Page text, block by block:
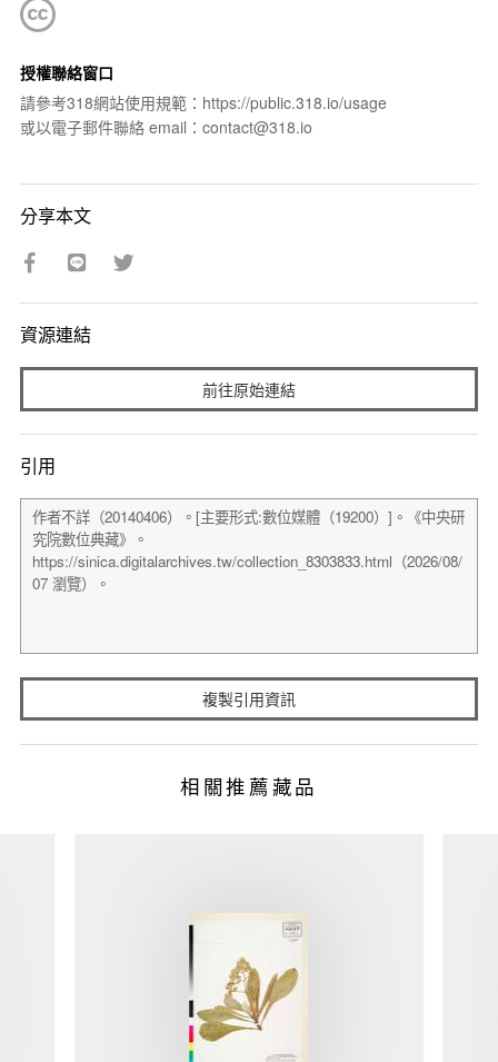
授權聯絡窗口
請參考318網站使用規範：https://public.318.io/usage
或以電子郵件聯絡 email：contact@318.io
分享本文
資源連結
前往原始連結
引用
複製引用資訊
相關推薦藏品